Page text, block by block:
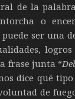
de la
o
ser una
frase junta “
dice qué
de